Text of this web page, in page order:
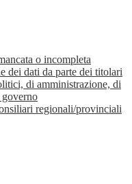
o incompleta
dei dati da parte dei titolari
di amministrazione, di
regionali/provinciali